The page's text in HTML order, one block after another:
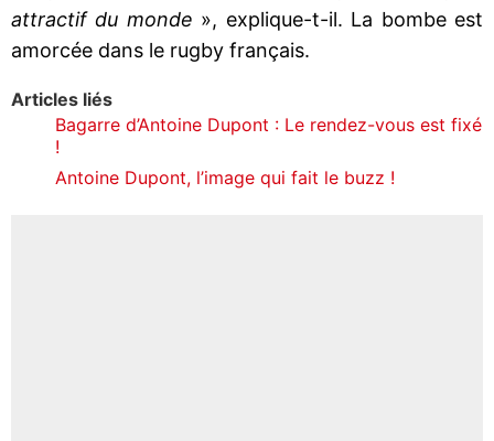
attractif du monde », explique-t-il. La bombe est
amorcée dans le rugby français.
Articles liés
Bagarre d’Antoine Dupont : Le rendez-vous est fixé
!
Antoine Dupont, l’image qui fait le buzz !